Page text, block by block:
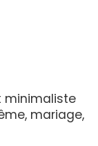
minimaliste
mariage,